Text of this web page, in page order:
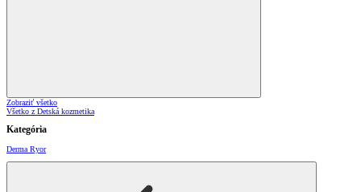
Zobraziť všetko
Všetko z Detská kozmetika
Kategória
Derma Ryor